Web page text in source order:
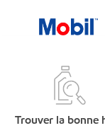
Trouver la bonne